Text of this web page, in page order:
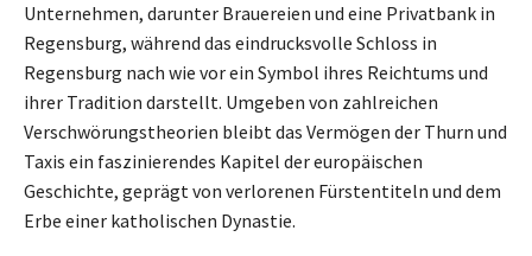
Unternehmen, darunter Brauereien und eine Privatbank in
Regensburg, während das eindrucksvolle Schloss in
Regensburg nach wie vor ein Symbol ihres Reichtums und
ihrer Tradition darstellt. Umgeben von zahlreichen
Verschwörungstheorien bleibt das Vermögen der Thurn und
Taxis ein faszinierendes Kapitel der europäischen
Geschichte, geprägt von verlorenen Fürstentiteln und dem
Erbe einer katholischen Dynastie.